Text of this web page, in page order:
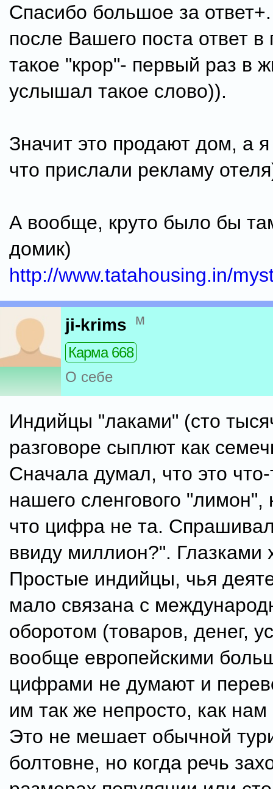
Спасибо большое за
после Вашего поста ответ в
такое "крор"- первый раз в
услышал такое слово)).
Значит это продают дом, а
что прислали рекламу
А вообще, круто было бы
домик)
http://www.tatahousing.in/
ji-krims м
Карма 668
О себе
Индийцы "лаками" (сто
разговоре сыплют как
Сначала думал, что это
нашего сленгового "лимон",
что цифра не та.
ввиду миллион?". Глазками
Простые индийцы, чья
мало связана с
оборотом (товаров, денег,
вообще европейскими
цифрами не думают и
им так же непросто, как нам
Это не мешает обычной
болтовне, но когда речь